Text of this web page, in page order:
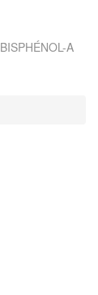
BISPHÉNOL-A